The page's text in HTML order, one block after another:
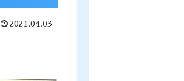
2021.04.03